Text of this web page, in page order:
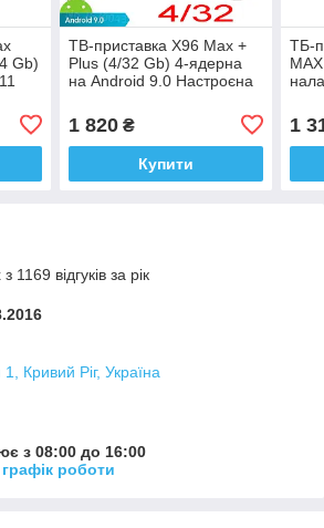
Gb)
ТВ-приставка X96 Max +
Plus (4/32 Gb) 4-ядерна
на Android 9.0 Настроєна
1 820₴
Купити
ТБ-
1
1169 відгуків за рік
Кривий Ріг, Україна
з 08:00 до 16:00
роботи